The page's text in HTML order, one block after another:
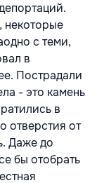
некоторые
с теми,
в
Пострадали
- это камень
в
отверстия от
Даже до
бы отобрать